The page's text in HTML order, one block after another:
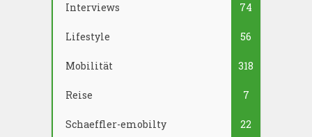
Interviews 74
Lifestyle 56
Mobilität 318
Reise 7
Schaeffler-emobilty 22